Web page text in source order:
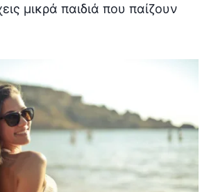
μικρά παιδιά που παίζουν